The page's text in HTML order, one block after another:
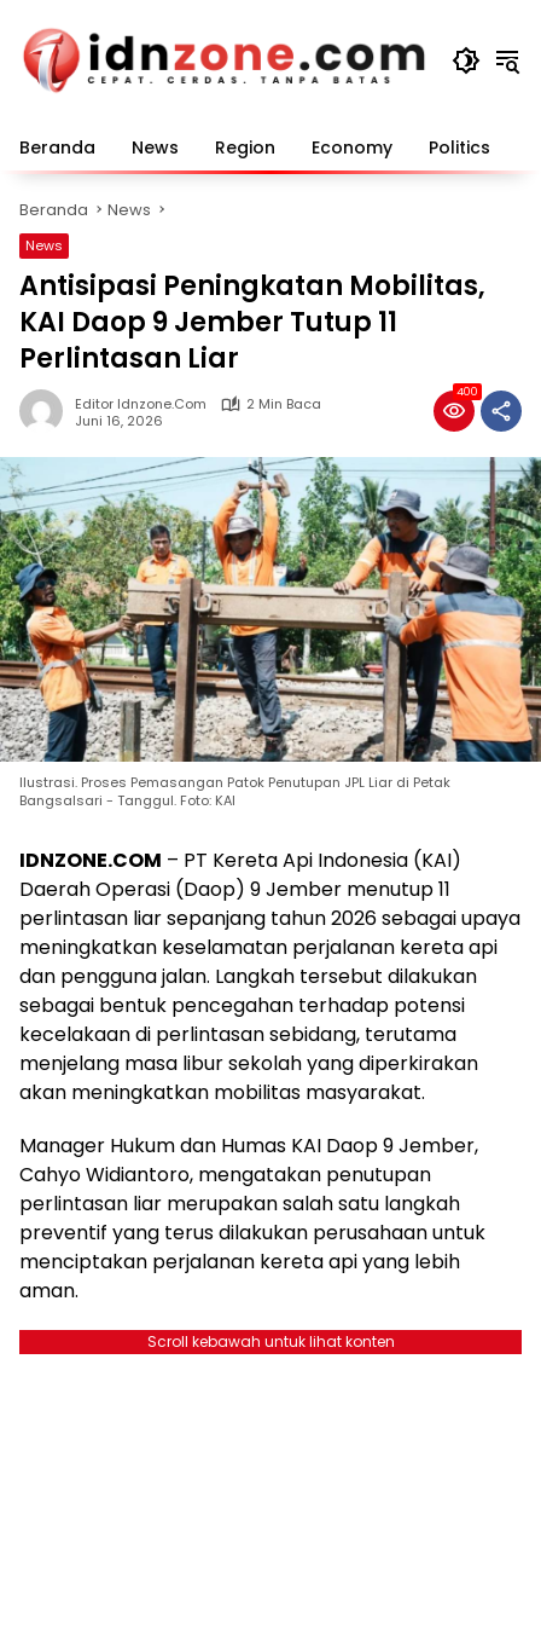
konten
Beranda News Region Economy Politics
Beranda News
News
Antisipasi Peningkatan Mobilitas,
KAI Daop 9 Jember Tutup 11
Perlintasan Liar
Editor Idnzone.com
2 Min Baca
Juni 16, 2026
400
Ilustrasi. Proses Pemasangan Patok Penutupan JPL Liar di Petak
Bangsalsari - Tanggul. Foto: KAI
IDNZONE.COM – PT Kereta Api Indonesia (KAI)
Daerah Operasi (Daop) 9 Jember menutup 11
perlintasan liar sepanjang tahun 2026 sebagai upaya
meningkatkan keselamatan perjalanan kereta api
dan pengguna jalan. Langkah tersebut dilakukan
sebagai bentuk pencegahan terhadap potensi
kecelakaan di perlintasan sebidang, terutama
menjelang masa libur sekolah yang diperkirakan
akan meningkatkan mobilitas masyarakat.
Manager Hukum dan Humas KAI Daop 9 Jember,
Cahyo Widiantoro, mengatakan penutupan
perlintasan liar merupakan salah satu langkah
preventif yang terus dilakukan perusahaan untuk
menciptakan perjalanan kereta api yang lebih
aman.
Scroll kebawah untuk lihat konten